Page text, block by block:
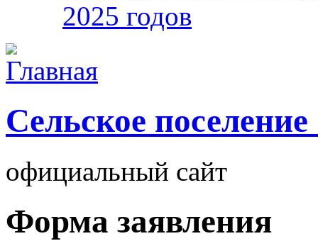
2025 годов
Cельское
официальный сайт
Форма заявления